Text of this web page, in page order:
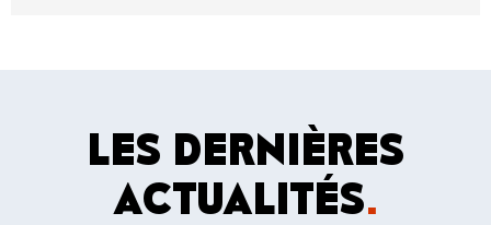
LES DERNIÈRES
ACTUALITÉS.